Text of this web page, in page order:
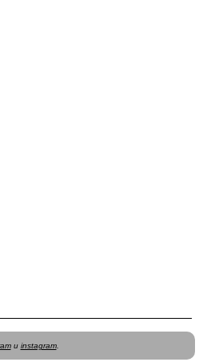
и instagram.